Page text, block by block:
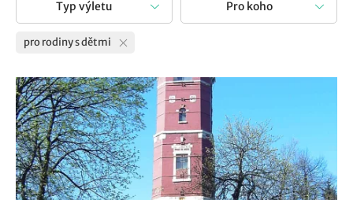
Typ výletu Pro koho
pro rodiny s dětmi